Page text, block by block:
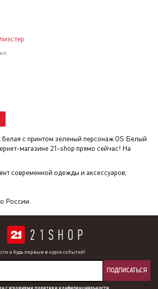
с принтом зеленый персонаж OS Белый
магазине 21-shop прямо сейчас! На
современной одежды и аксессуаров;
России.
и будь первым в курсе событий!
ПОДПИСАТЬСЯ
с условиями политики конфиденциальности